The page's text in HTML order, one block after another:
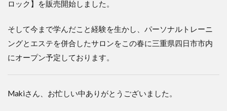
ロック】を販売開始しました。
そして今まで学んだこと経験を生かし、パーソナルトレーニ
ングとエステを併合したサロンをこの春に三重県四日市市内
にオープン予定しております。
Makiさん、お忙しい中ありがとうございました。